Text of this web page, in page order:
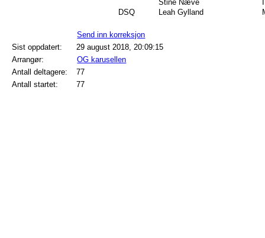
Stine Næve
DSQ
Leah Gylland
Send inn korreksjon
Sist oppdatert:
29 august 2018, 20:09:15
Arrangør:
OG karusellen
Antall deltagere:
77
Antall startet:
77